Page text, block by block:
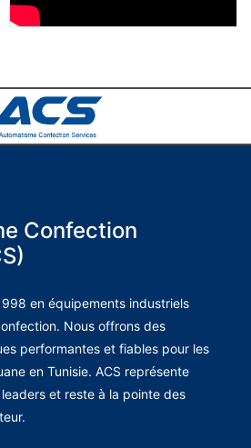
Confection
en équipements industriels
Nous offrons des
performantes et fiables pour les
en Tunisie. ACS représente
et reste à la pointe des